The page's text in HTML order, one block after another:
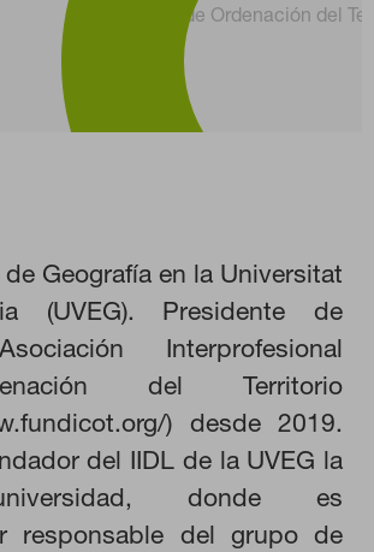
de Ordenación del
Geografía en la Universitat
(UVEG). Presidente de
Asociación Interprofesional
del Territorio
) desde 2019.
del IIDL de la UVEG la
donde es
responsable del grupo de
DE COOKIES